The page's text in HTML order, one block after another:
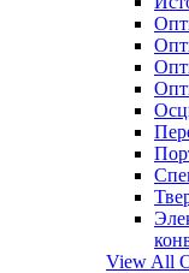
View All